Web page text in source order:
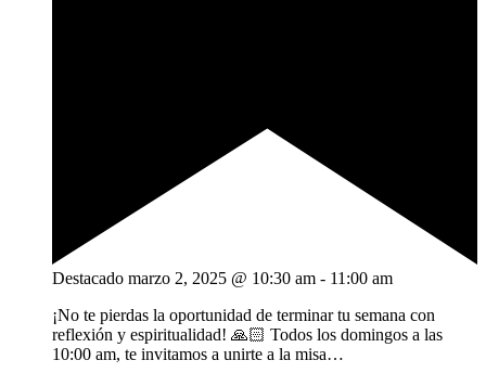
Destacado marzo 2, 2025 @ 10:30 am - 11:00 am
¡No te pierdas la oportunidad de terminar tu semana con
reflexión y espiritualidad! 🙏🏻 Todos los domingos a las
10:00 am, te invitamos a unirte a la misa…